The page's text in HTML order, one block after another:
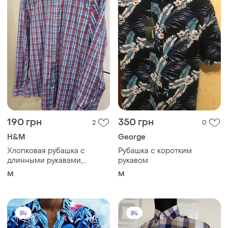
295 грн 4
и еще 1
285 грн
300 грн
распродажа до 10 авг.
Мужская рубашка с
коротким рукавом
S и еще